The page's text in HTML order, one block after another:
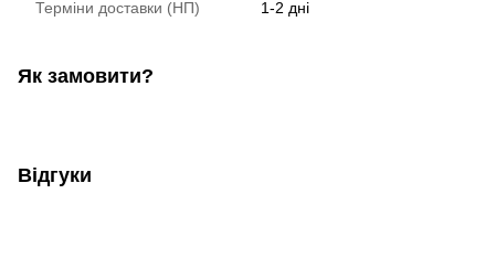
Терміни доставки (НП) 1-2 дні
Як замовити?
Відгуки